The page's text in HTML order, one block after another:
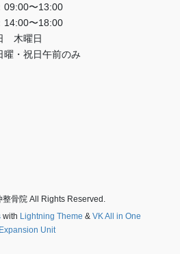
09:00〜13:00
14:00〜18:00
木曜日
・祝日午前のみ
骨院 All Rights Reserved.
with Lightning Theme & VK All in One
Expansion Unit